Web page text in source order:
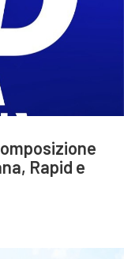
Rapid e